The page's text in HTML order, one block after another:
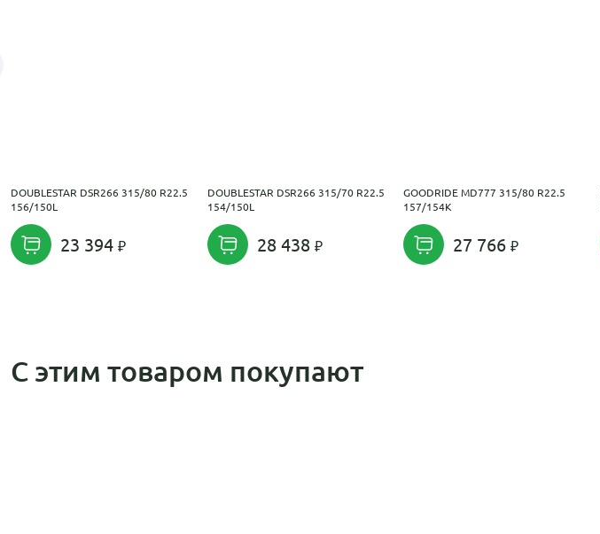
DOUBLESTAR DSR266 315/80 R22.5
156/150L
23 394
DOUBLESTAR DSR266 315/70 R22.5
154/150L
28 438
GOODRIDE MD777 315/80 R22.5
157/154K
27 766
С этим товаром покупают